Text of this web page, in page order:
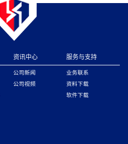
资讯中心
公司新闻
公司视频
服务与支持
业务联系
资料下载
软件下载